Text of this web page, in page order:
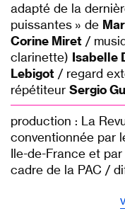
adapté de la
puissantes » de
Corine Miret /
clarinette) Isabelle
Lebigot / regard
répétiteur Sergio
production : La
conventionnée par
Ile-de-France et
cadre de la PAC /